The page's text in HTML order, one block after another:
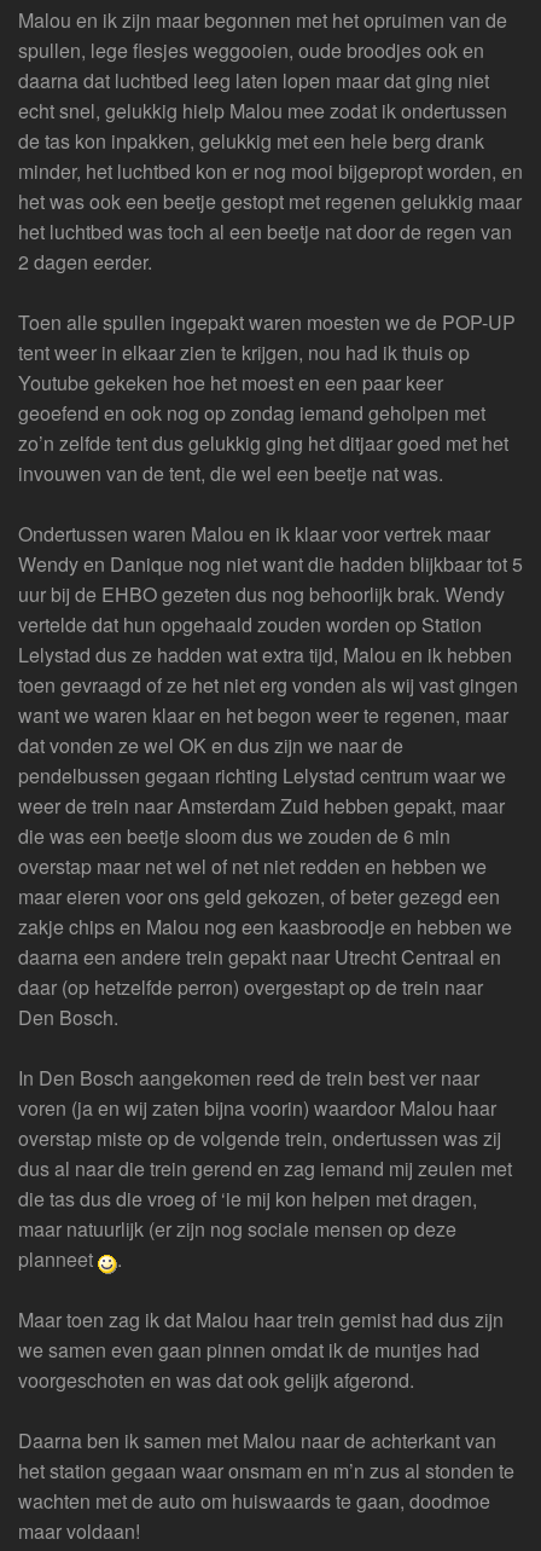
Malou en ik zijn maar begonnen met het opruimen van de
spullen, lege flesjes weggooien, oude broodjes ook en
daarna dat luchtbed leeg laten lopen maar dat ging niet
echt snel, gelukkig hielp Malou mee zodat ik ondertussen
de tas kon inpakken, gelukkig met een hele berg drank
minder, het luchtbed kon er nog mooi bijgepropt worden, en
het was ook een beetje gestopt met regenen gelukkig maar
het luchtbed was toch al een beetje nat door de regen van
2 dagen eerder.
Toen alle spullen ingepakt waren moesten we de POP-UP
tent weer in elkaar zien te krijgen, nou had ik thuis op
Youtube gekeken hoe het moest en een paar keer
geoefend en ook nog op zondag iemand geholpen met
zo’n zelfde tent dus gelukkig ging het ditjaar goed met het
invouwen van de tent, die wel een beetje nat was.
Ondertussen waren Malou en ik klaar voor vertrek maar
Wendy en Danique nog niet want die hadden blijkbaar tot 5
uur bij de EHBO gezeten dus nog behoorlijk brak. Wendy
vertelde dat hun opgehaald zouden worden op Station
Lelystad dus ze hadden wat extra tijd, Malou en ik hebben
toen gevraagd of ze het niet erg vonden als wij vast gingen
want we waren klaar en het begon weer te regenen, maar
dat vonden ze wel OK en dus zijn we naar de
pendelbussen gegaan richting Lelystad centrum waar we
weer de trein naar Amsterdam Zuid hebben gepakt, maar
die was een beetje sloom dus we zouden de 6 min
overstap maar net wel of net niet redden en hebben we
maar eieren voor ons geld gekozen, of beter gezegd een
zakje chips en Malou nog een kaasbroodje en hebben we
daarna een andere trein gepakt naar Utrecht Centraal en
daar (op hetzelfde perron) overgestapt op de trein naar
Den Bosch.
In Den Bosch aangekomen reed de trein best ver naar
voren (ja en wij zaten bijna voorin) waardoor Malou haar
overstap miste op de volgende trein, ondertussen was zij
dus al naar die trein gerend en zag iemand mij zeulen met
die tas dus die vroeg of ‘ie mij kon helpen met dragen,
maar natuurlijk (er zijn nog sociale mensen op deze
planneet
.
Maar toen zag ik dat Malou haar trein gemist had dus zijn
we samen even gaan pinnen omdat ik de muntjes had
voorgeschoten en was dat ook gelijk afgerond.
Daarna ben ik samen met Malou naar de achterkant van
het station gegaan waar onsmam en m’n zus al stonden te
wachten met de auto om huiswaards te gaan, doodmoe
maar voldaan!